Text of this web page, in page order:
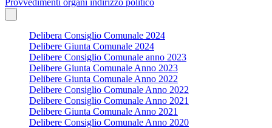
Delibera Consiglio Comunale 2024
Delibere Giunta Comunale 2024
Delibere Consiglio Comunale anno 2023
Delibere Giunta Comunale Anno 2023
Delibere Giunta Comunale Anno 2022
Delibere Consiglio Comunale Anno 2022
Delibere Consiglio Comunale Anno 2021
Delibere Giunta Comunale Anno 2021
Delibere Consiglio Comunale Anno 2020